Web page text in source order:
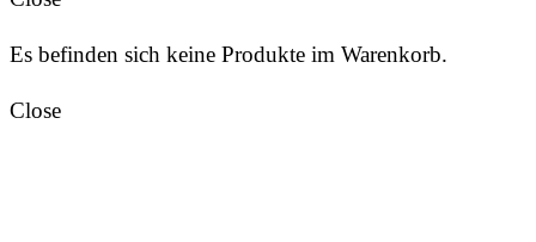
Es befinden sich keine Produkte im Warenkorb.
Close